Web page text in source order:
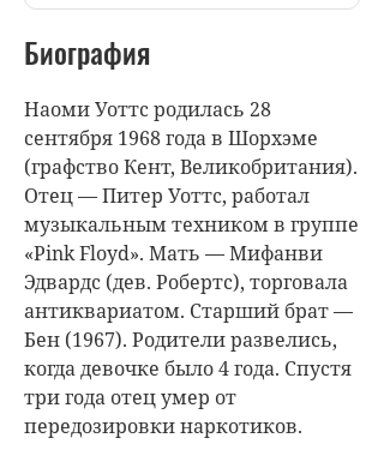
Биография
Наоми Уоттс родилась 28
сентября 1968 года в Шорхэме
(графство Кент, Великобритания).
Отец — Питер Уоттс, работал
музыкальным техником в группе
«Pink Floyd». Мать — Мифанви
Эдвардс (дев. Робертс), торговала
антиквариатом. Старший брат —
Бен (1967). Родители развелись,
когда девочке было 4 года. Спустя
три года отец умер от
передозировки наркотиков.